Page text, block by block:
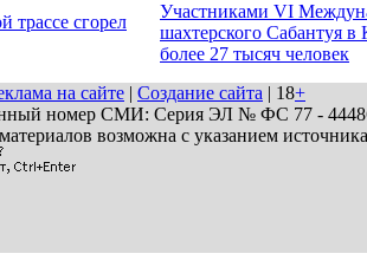
трассе сгорел
Участниками VI
шахтерского Сабантуя в
более 27 тысяч человек
на сайте | Создание сайта | 18+
номер СМИ: Серия ЭЛ № ФС 77 - 44486
возможна с указанием